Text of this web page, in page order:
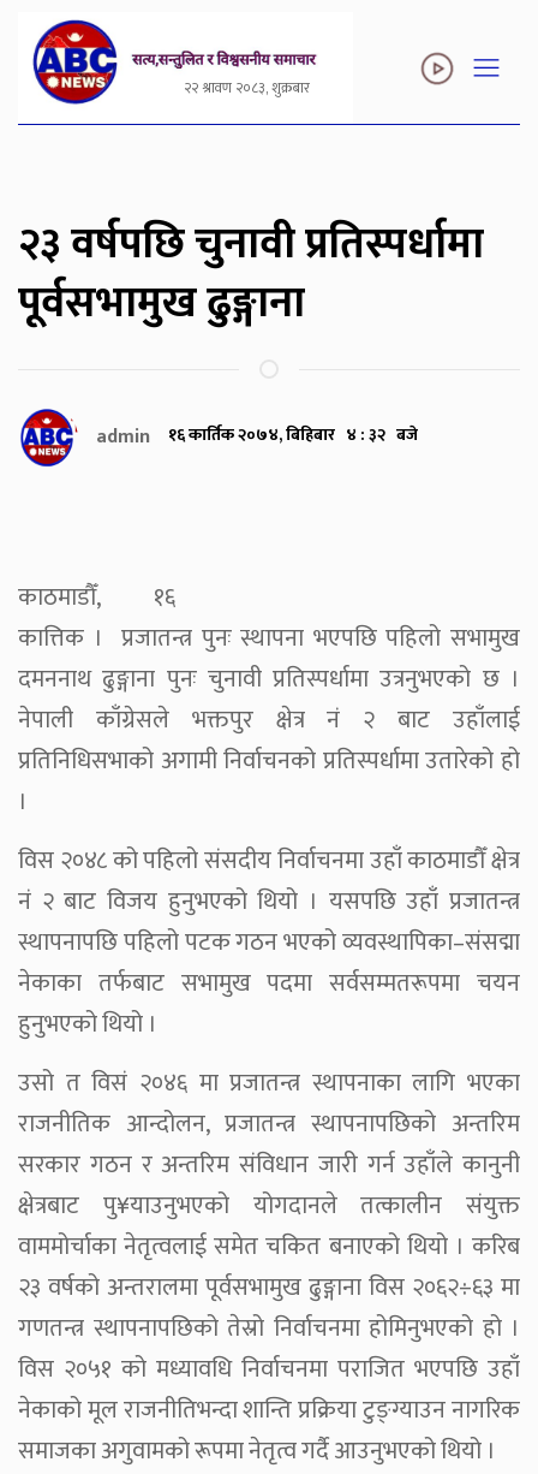
२२ श्रावण २०८३, शुक्रबार
२३ वर्षपछि चुनावी प्रतिस्पर्धामा
पूर्वसभामुख ढुङ्गाना
admin १६ कार्तिक २०७४, बिहिबार ४ : ३२ बजे
काठमाडौँ, १६
कात्तिक । प्रजातन्त्र पुनः स्थापना भएपछि पहिलो सभामुख
दमननाथ ढुङ्गाना पुनः चुनावी प्रतिस्पर्धामा उत्रनुभएको छ ।
नेपाली काँग्रेसले भक्तपुर क्षेत्र नं २ बाट उहाँलाई
प्रतिनिधिसभाको अगामी निर्वाचनको प्रतिस्पर्धामा उतारेको हो
।
विस २०४८ को पहिलो संसदीय निर्वाचनमा उहाँ काठमाडौँ क्षेत्र
नं २ बाट विजय हुनुभएको थियो । यसपछि उहाँ प्रजातन्त्र
स्थापनापछि पहिलो पटक गठन भएको व्यवस्थापिका–संसद्मा
नेकाका तर्फबाट सभामुख पदमा सर्वसम्मतरूपमा चयन
हुनुभएको थियो ।
उसो त विसं २०४६ मा प्रजातन्त्र स्थापनाका लागि भएका
राजनीतिक आन्दोलन, प्रजातन्त्र स्थापनापछिको अन्तरिम
सरकार गठन र अन्तरिम संविधान जारी गर्न उहाँले कानुनी
क्षेत्रबाट पु¥याउनुभएको योगदानले तत्कालीन संयुक्त
वाममोर्चाका नेतृत्वलाई समेत चकित बनाएको थियो । करिब
२३ वर्षको अन्तरालमा पूर्वसभामुख ढुङ्गाना विस २०६२÷६३ मा
गणतन्त्र स्थापनापछिको तेस्रो निर्वाचनमा होमिनुभएको हो ।
विस २०५१ को मध्यावधि निर्वाचनमा पराजित भएपछि उहाँ
नेकाको मूल राजनीतिभन्दा शान्ति प्रक्रिया टुङ्ग्याउन नागरिक
समाजका अगुवामको रूपमा नेतृत्व गर्दै आउनुभएको थियो ।